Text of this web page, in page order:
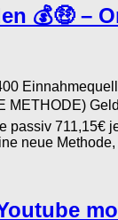
💰🤑 –
METHODE)
passiv 711,15€
neue